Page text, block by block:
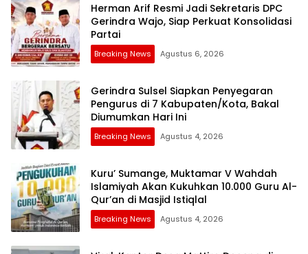
Herman Arif Resmi Jadi Sekretaris DPC
Gerindra Wajo, Siap Perkuat Konsolidasi
Partai
Breaking News Agustus 6, 2026
Gerindra Sulsel Siapkan Penyegaran
Pengurus di 7 Kabupaten/Kota, Bakal
Diumumkan Hari Ini
Breaking News Agustus 4, 2026
Kuru’ Sumange, Muktamar V Wahdah
Islamiyah Akan Kukuhkan 10.000 Guru Al-
Qur’an di Masjid Istiqlal
Breaking News Agustus 4, 2026